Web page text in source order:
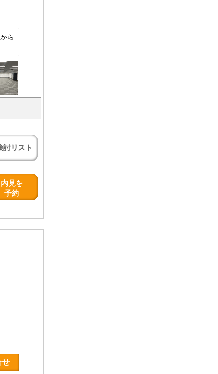
ら
討リスト
内見を
予約
せ